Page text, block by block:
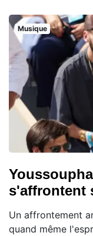
Musique
s'affrontent
Un affrontement
quand même